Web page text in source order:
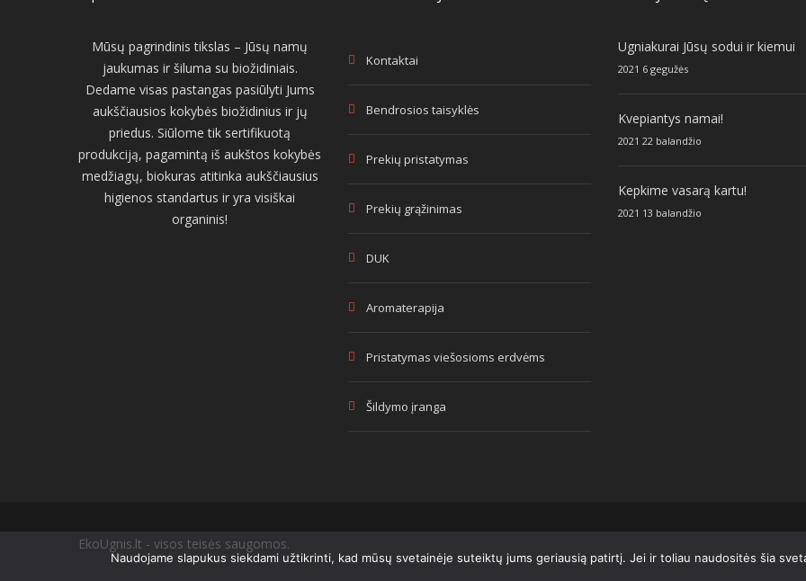
Mūsų pagrindinis tikslas – Jūsų namų
jaukumas ir šiluma su biožidiniais.
Dedame visas pastangas pasiūlyti Jums
aukščiausios kokybės biožidinius ir jų
priedus. Siūlome tik sertifikuotą
produkciją, pagamintą iš aukštos kokybės
medžiagų, biokuras atitinka aukščiausius
higienos standartus ir yra visiškai
organinis!
Kontaktai
Bendrosios taisyklės
Prekių pristatymas
Prekių grąžinimas
DUK
Aromaterapija
Pristatymas viešosioms erdvėms
Šildymo įranga
Ugniakurai Jūsų sodui ir kiemui
2021 6 gegužės
Kvepiantys namai!
2021 22 balandžio
Kepkime vasarą kartu!
2021 13 balandžio
EkoUgnis.lt - visos teisės saugomos.
Naudojame slapukus siekdami užtikrinti, kad mūsų svetainėje suteiktų jums geriausią patirtį. Jei ir toliau naudositės šia